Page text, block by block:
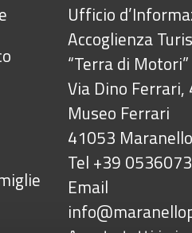
Ufficio
Accoglienza
“Terra di Motori”
Via Dino Ferrari,
Museo Ferrari
41053
Tel +39
Email